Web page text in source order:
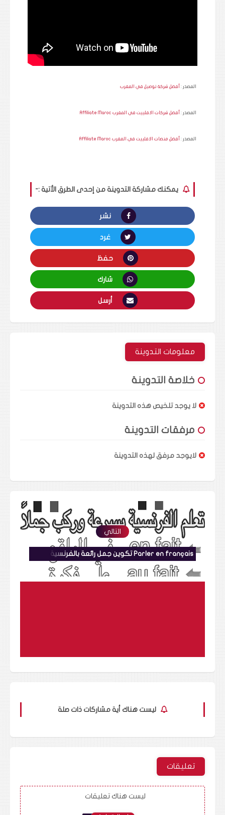
المصدر : أفضل شركة توصيل في المغرب
المصدر : أفضل شركات الافلييت في المغرب Affiliate Maroc
المصدر : أفضل منصات الافلييت في المغرب Affiliate Maroc
يمكنك مشاركة التدوينة من إحدى الطرق الأتية :-
نشر
غرد
حفظ
شارك
أرسل
معلومات التدوينة
خلاصة التدوينة
لا يوجد تلخيص هذه التدوينة
مرفقات التدوينة
لايوجد مرفق لهذه التدوينة
التالي
ليست هناك أية مشاركات ذات صلة
تعليقات
ليست هناك تعليقات